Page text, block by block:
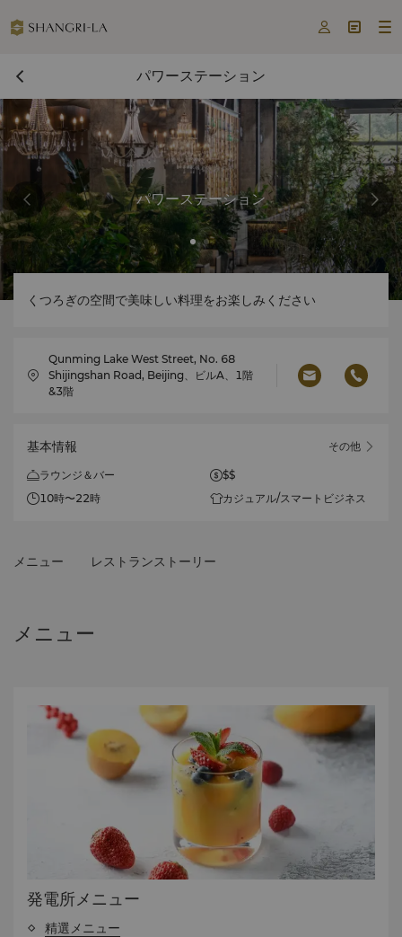
  
パワーステーション
パワーステーション
くつろぎの空間で美味しい料理をお楽しみください
Qunming Lake West Street, No. 68
Shijingshan Road, Beijing、ビルA、1階
&3階
基本情報 その他
ラウンジ＆バー
$$
10時〜22時
カジュアル/スマートビジネス
メニュー レストランストーリー
メニュー
発電所メニュー
精選メニュー